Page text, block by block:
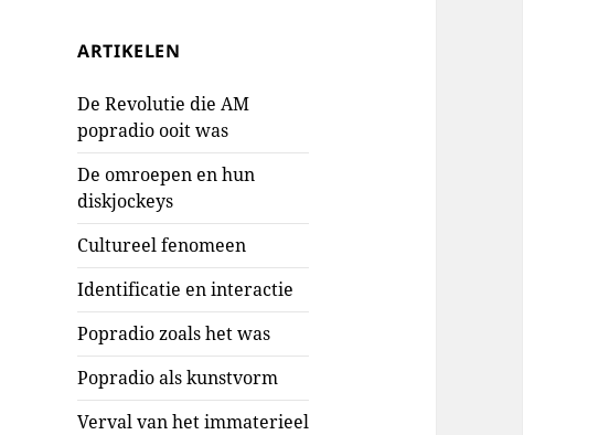
ARTIKELEN
De Revolutie die AM
popradio ooit was
De omroepen en hun
diskjockeys
Cultureel fenomeen
Identificatie en interactie
Popradio zoals het was
Popradio als kunstvorm
Verval van het immaterieel